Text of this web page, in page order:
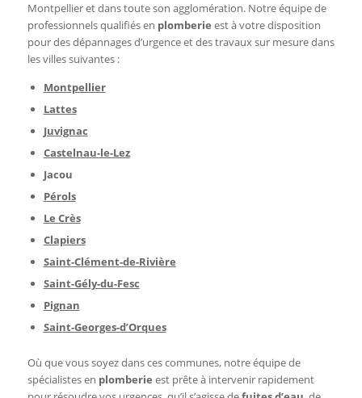
Montpellier et dans toute son agglomération. Notre équipe de
professionnels qualifiés en plomberie est à votre disposition
pour des dépannages d’urgence et des travaux sur mesure dans
les villes suivantes :
Montpellier
Lattes
Juvignac
Castelnau-le-Lez
Jacou
Pérols
Le Crès
Clapiers
Saint-Clément-de-Rivière
Saint-Gély-du-Fesc
Pignan
Saint-Georges-d’Orques
Où que vous soyez dans ces communes, notre équipe de
spécialistes en plomberie est prête à intervenir rapidement